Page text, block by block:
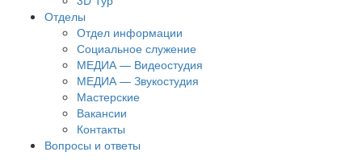
Отделы
Отдел информации
Социальное служение
МЕДИА — Видеостудия
МЕДИА — Звукостудия
Мастерские
Вакансии
Контакты
Вопросы и ответы